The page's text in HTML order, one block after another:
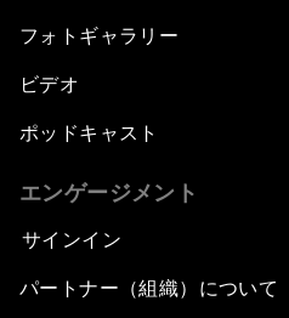
フォトギャラリー
ビデオ
ポッドキャスト
エンゲージメント
サインイン
パートナー（組織）について